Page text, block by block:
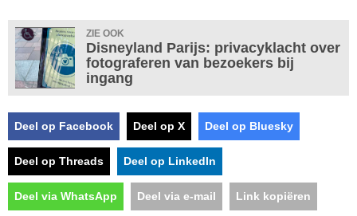
ZIE OOK
Disneyland Parijs: privacyklacht over
fotograferen van bezoekers bij
ingang
Deel op Facebook Deel op X Deel op Bluesky
Deel op Threads Deel op LinkedIn
Deel via WhatsApp Deel via e-mail Link kopiëren